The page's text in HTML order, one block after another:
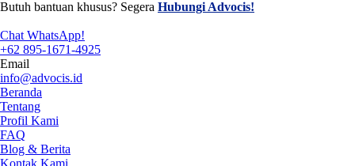
Butuh bantuan khusus? Segera Hubungi Advocis!
Chat WhatsApp!
+62 895-1671-4925
Email
info@advocis.id
Beranda
Tentang
Profil Kami
FAQ
Blog & Berita
Kontak Kami